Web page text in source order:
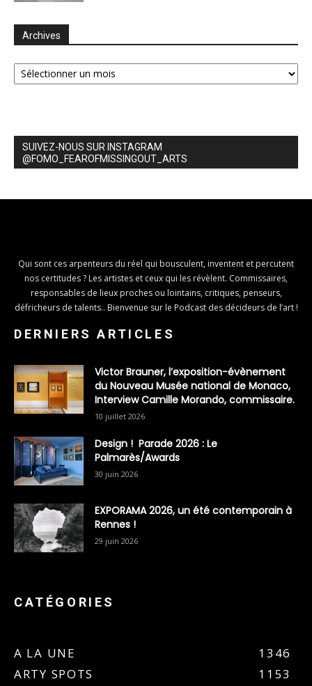
Archives
Archives
SUIVEZ-NOUS SUR INSTAGRAM
@FOMO_FEAROFMISSINGOUT_ARTS
Qui sont ces arpenteurs du réel qui bousculent, inventent et percutent
nos certitudes ? Les artistes et ceux qui les révèlent. Commissaires,
responsables de lieux proches ou lointains, critiques, penseurs,
défricheurs de talents.. Bienvenue sur le Podcast des décideurs de l’art !
DERNIERS ARTICLES
Victor Brauner, l’exposition-évènement
du Nouveau Musée national de Monaco,
Interview Camille Morando, commissaire.
10 juillet 2026
Design ! Parade 2026 : Le
Palmarès/Awards
30 juin 2026
EXPORAMA 2026, un été contemporain à
Rennes !
29 juin 2026
CATÉGORIES
A LA UNE
1346
ARTY SPOTS
1153